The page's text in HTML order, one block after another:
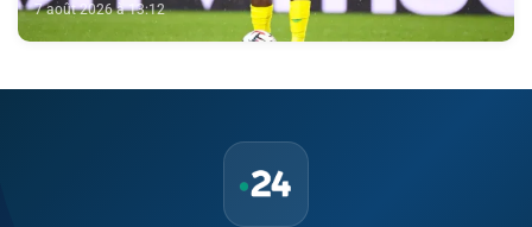
7 août 2026 à 13:12